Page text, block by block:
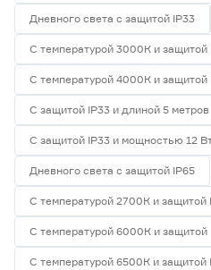
Дневного света с защитой IP33
С температурой 3000К и защитой
С температурой 4000К и защитой
С защитой IP33 и длиной 5 метров
С защитой IP33 и мощностью 12
Дневного света с защитой IP65
С температурой 2700К и защитой
С температурой 6000К и защитой
С температурой 6500К и защитой